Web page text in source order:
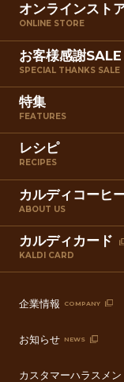
オンラインスト
ONLINE STORE
お客様感謝SALE
SPECIAL THANKS SALE
特集
FEATURES
レシピ
RECIPES
カルディコーヒ
ABOUT US
カルディカード
KALDI CARD
企業情報 COMPANY
お知らせ NEWS
カスタマーハラスメ